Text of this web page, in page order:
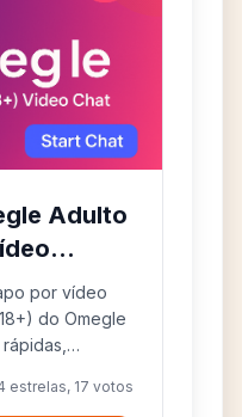
Adulto
por vídeo
do Omegle
estrelas, 17 votos